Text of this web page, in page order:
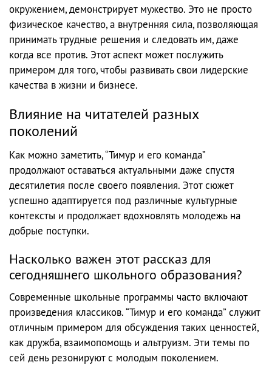
окружением, демонстрирует мужество. Это не просто
физическое качество, а внутренняя сила, позволяющая
принимать трудные решения и следовать им, даже
когда все против. Этот аспект может послужить
примером для того, чтобы развивать свои лидерские
качества в жизни и бизнесе.
Влияние на читателей разных
поколений
Как можно заметить, “Тимур и его команда”
продолжают оставаться актуальными даже спустя
десятилетия после своего появления. Этот сюжет
успешно адаптируется под различные культурные
контексты и продолжает вдохновлять молодежь на
добрые поступки.
Насколько важен этот рассказ для
сегодняшнего школьного образования?
Современные школьные программы часто включают
произведения классиков. “Тимур и его команда” служит
отличным примером для обсуждения таких ценностей,
как дружба, взаимопомощь и альтруизм. Эти темы по
сей день резонируют с молодым поколением.